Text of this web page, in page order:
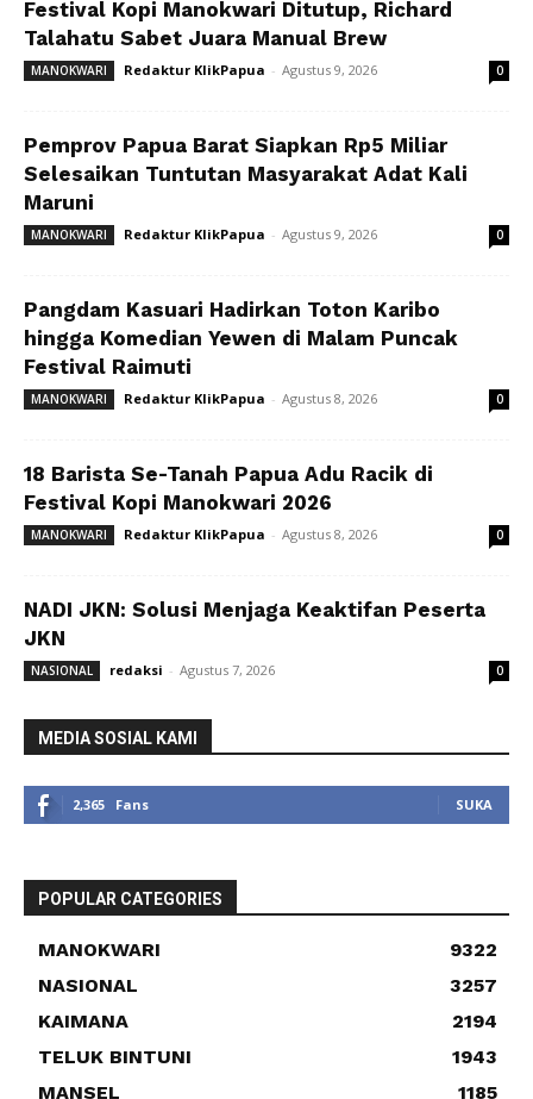
Festival Kopi Manokwari Ditutup, Richard
Talahatu Sabet Juara Manual Brew
MANOKWARI Redaktur KlikPapua - Agustus 9, 2026 0
Pemprov Papua Barat Siapkan Rp5 Miliar
Selesaikan Tuntutan Masyarakat Adat Kali
Maruni
MANOKWARI Redaktur KlikPapua - Agustus 9, 2026 0
Pangdam Kasuari Hadirkan Toton Karibo
hingga Komedian Yewen di Malam Puncak
Festival Raimuti
MANOKWARI Redaktur KlikPapua - Agustus 8, 2026 0
18 Barista Se-Tanah Papua Adu Racik di
Festival Kopi Manokwari 2026
MANOKWARI Redaktur KlikPapua - Agustus 8, 2026 0
NADI JKN: Solusi Menjaga Keaktifan Peserta
JKN
NASIONAL redaksi - Agustus 7, 2026 0
MEDIA SOSIAL KAMI
2,365 Fans SUKA
POPULAR CATEGORIES
MANOKWARI
9322
NASIONAL
3257
KAIMANA
2194
TELUK BINTUNI
1943
MANSEL
1185